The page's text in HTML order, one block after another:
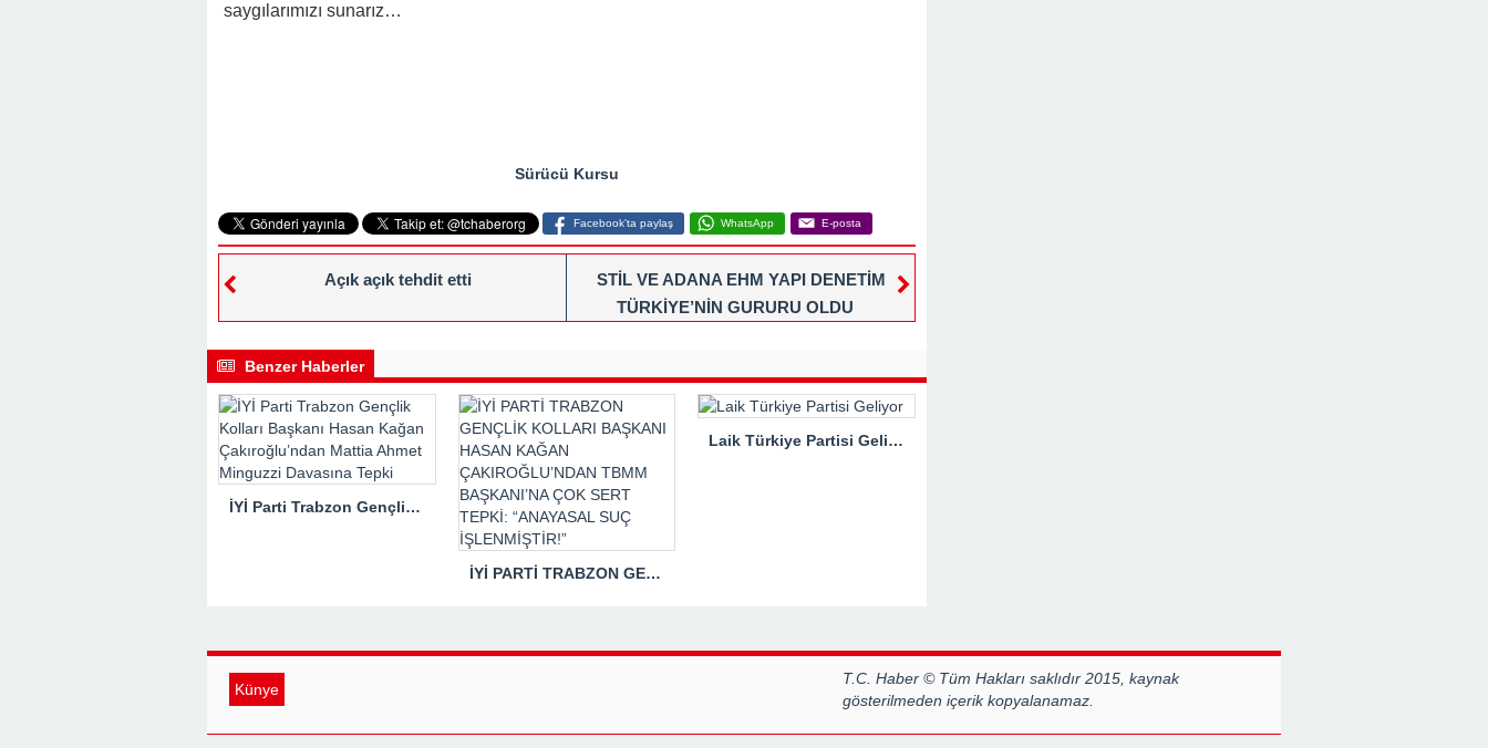
saygılarımızı sunarız…
Sürücü Kursu
Facebook'ta paylaş WhatsApp E-posta
Açık açık tehdit etti
STİL VE ADANA EHM YAPI DENETİM
TÜRKİYE’NİN GURURU OLDU
Benzer Haberler
İYİ Parti Trabzon Gençlik Kolları Başkanı Hasan Kağan Çakıroğlu’ndan Mattia Ahmet Minguzzi Davasına Tepki
İYİ PARTİ TRABZON GENÇLİK KOLLARI BAŞKANI HASAN KAĞAN ÇAKIROĞLU’NDAN TBMM BAŞKANI’NA ÇOK SERT TEPKİ: “ANAYASAL SUÇ İŞLENMİŞTİR!”
Laik Türkiye Partisi Geliyor
Künye
T.C. Haber © Tüm Hakları saklıdır 2015, kaynak
gösterilmeden içerik kopyalanamaz.